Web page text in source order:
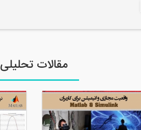
مقالات تحلیلی